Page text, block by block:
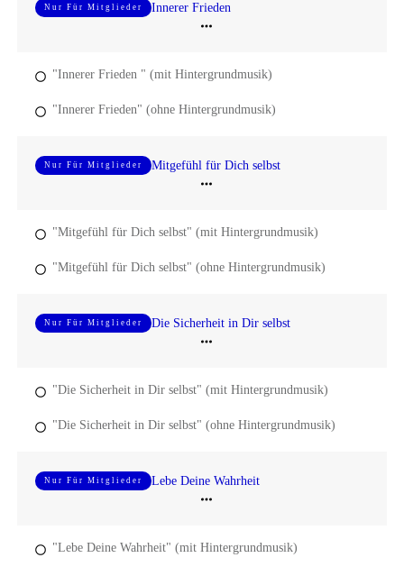
Nur Für Mitglieder Innerer Frieden
"Innerer Frieden " (mit Hintergrundmusik)
"Innerer Frieden" (ohne Hintergrundmusik)
Nur Für Mitglieder Mitgefühl für Dich selbst
"Mitgefühl für Dich selbst" (mit Hintergrundmusik)
"Mitgefühl für Dich selbst" (ohne Hintergrundmusik)
Nur Für Mitglieder Die Sicherheit in Dir selbst
"Die Sicherheit in Dir selbst" (mit Hintergrundmusik)
"Die Sicherheit in Dir selbst" (ohne Hintergrundmusik)
Nur Für Mitglieder Lebe Deine Wahrheit
"Lebe Deine Wahrheit" (mit Hintergrundmusik)